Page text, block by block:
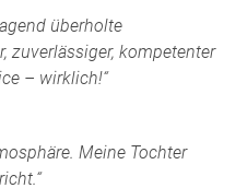
überholte
zuverlässiger, kompetenter
– wirklich!“
Meine Tochter